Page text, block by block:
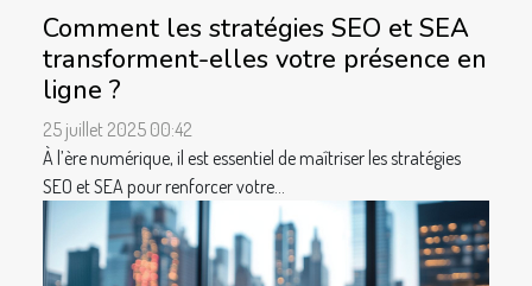
Comment les stratégies SEO et SEA
transforment-elles votre présence en
ligne ?
25 juillet 2025 00:42
À l’ère numérique, il est essentiel de maîtriser les stratégies
SEO et SEA pour renforcer votre...